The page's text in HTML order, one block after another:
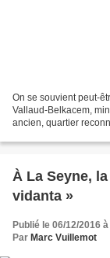
On se souvient peut-
Vallaud-Belkacem,
ancien, quartier
À La Seyne,
vidanta »
Publié le 06/12/2016
Par Marc Vuillemot